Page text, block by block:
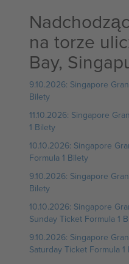
na torze
Bay,
9.10.2026: Singapore
Bilety
11.10.2026: Singapore
1 Bilety
10.10.2026: Singapore
Formula 1 Bilety
9.10.2026: Singapore
Bilety
10.10.2026: Singapore
Sunday Ticket Formula 1
9.10.2026: Singapore
Saturday Ticket Formula 1